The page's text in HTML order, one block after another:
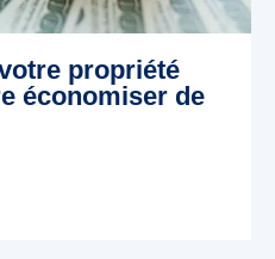
propriété
économiser de